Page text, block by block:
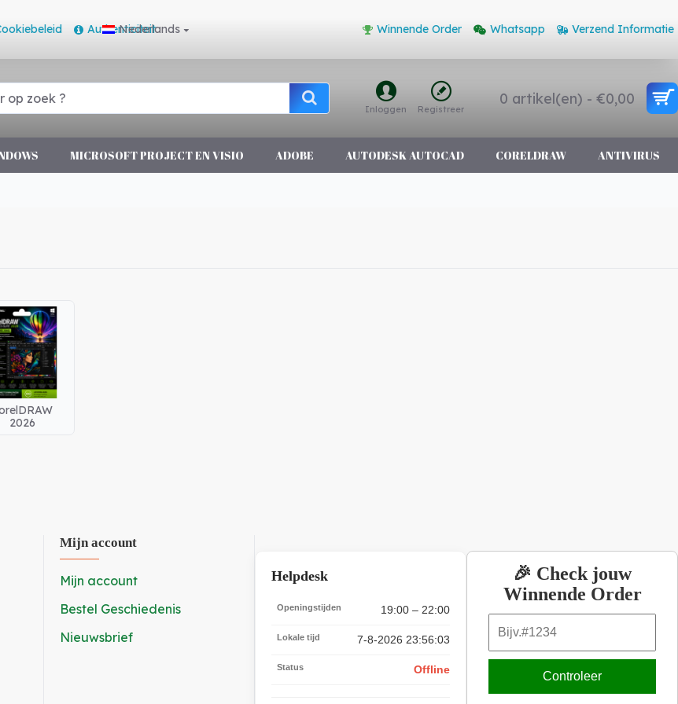
Authenticiteit
Nederlands Winnende Order Whatsapp Verzend Informatie
Inloggen Registreer
0 artikel(en) - €0,00
MICROSOFT PROJECT EN VISIO ADOBE AUTODESK AUTOCAD CORELDRAW ANTIVIRUS
2026
Mijn account
Mijn account
Bestel Geschiedenis
Nieuwsbrief
Helpdesk
Openingstijden 19:00 – 22:00
Lokale tijd 7-8-2026 23:56:03
Status Offline
🎉 Check jouw
Winnende Order
Controleer